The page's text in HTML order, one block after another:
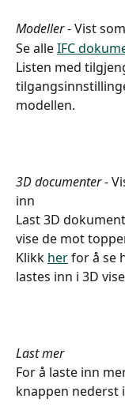
Modeller - Vist
Se alle IFC
Listen med
modellen.
3D documenter -
inn
Last 3D
vise de mot
Klikk her for å se
lastes inn i 3D
Last mer
For å laste inn
knappen nederst